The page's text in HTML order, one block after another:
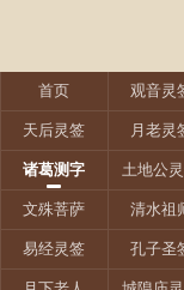
首页 观音灵
天后灵签 月老灵
诸葛测字 土地公
文殊菩萨 清水祖
易经灵签 孔子圣